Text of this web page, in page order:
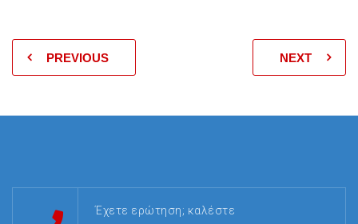
PREVIOUS NEXT
Έχετε ερώτηση; καλέστε